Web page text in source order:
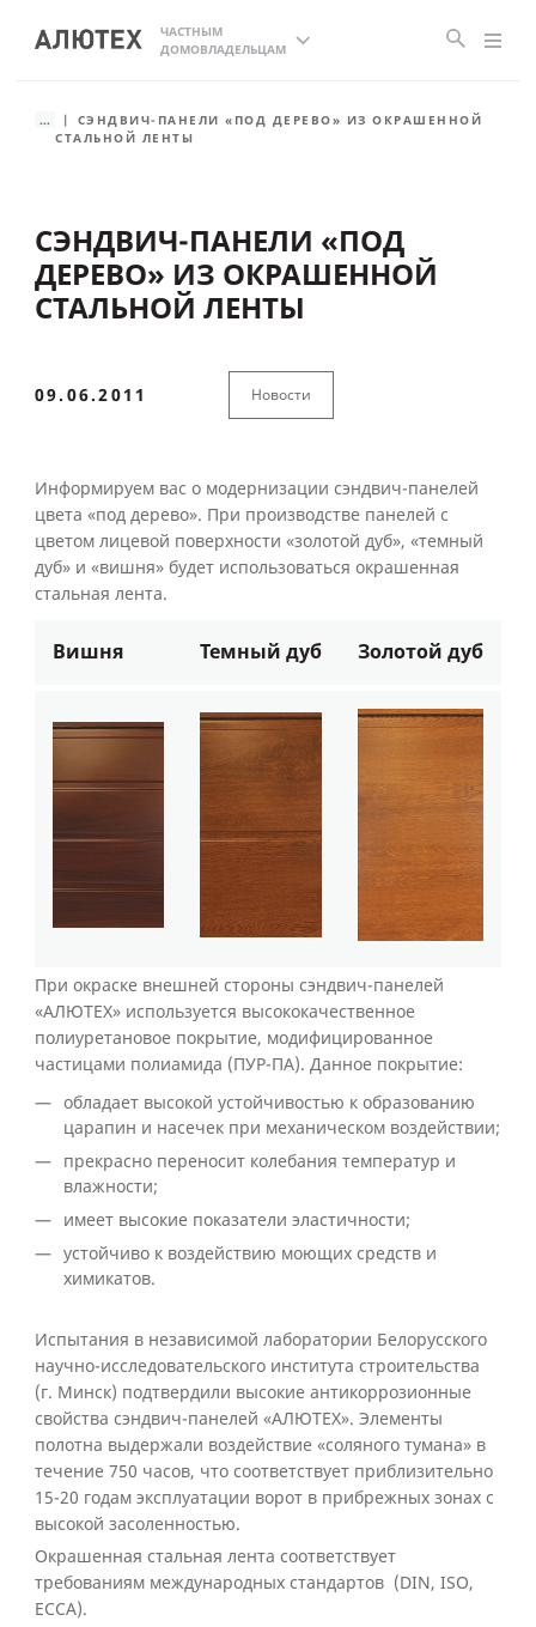
ЧАСТНЫМ
ДОМОВЛАДЕЛЬЦАМ
...
СЭНДВИЧ-ПАНЕЛИ «ПОД ДЕРЕВО» ИЗ ОКРАШЕННОЙ
СТАЛЬНОЙ ЛЕНТЫ
СЭНДВИЧ-ПАНЕЛИ «ПОД
ДЕРЕВО» ИЗ ОКРАШЕННОЙ
СТАЛЬНОЙ ЛЕНТЫ
09.06.2011 Новости
Информируем вас о модернизации сэндвич-панелей
цвета «под дерево». При производстве панелей с
цветом лицевой поверхности «золотой дуб», «темный
дуб» и «вишня» будет использоваться окрашенная
стальная лента.
Вишня Темный дуб Золотой дуб
При окраске внешней стороны сэндвич-панелей
«АЛЮТЕХ» используется высококачественное
полиуретановое покрытие, модифицированное
частицами полиамида (ПУР-ПА). Данное покрытие:
обладает высокой устойчивостью к образованию
царапин и насечек при механическом воздействии;
прекрасно переносит колебания температур и
влажности;
имеет высокие показатели эластичности;
устойчиво к воздействию моющих средств и
химикатов.
Испытания в независимой лаборатории Белорусского
научно-исследовательского института строительства
(г. Минск) подтвердили высокие антикоррозионные
свойства сэндвич-панелей «АЛЮТЕХ». Элементы
полотна выдержали воздействие «соляного тумана» в
течение 750 часов, что соответствует приблизительно
15-20 годам эксплуатации ворот в прибрежных зонах с
высокой засоленностью.
Окрашенная стальная лента соответствует
требованиям международных стандартов (DIN, ISO,
ECCA).